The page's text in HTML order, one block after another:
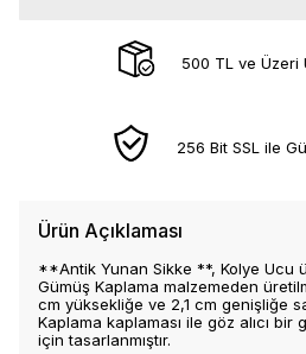
500 TL ve Üzeri
256 Bit SSL ile
Ürün Açıklaması
**Antik Yunan Sikke **, Kolye Ucu
Gümüş Kaplama malzemeden
cm yüksekliğe ve 2,1 cm genişliğe
Kaplama kaplaması ile göz alıcı
için tasarlanmıştır.